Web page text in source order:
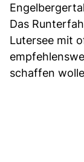
Das
Lutersee mit
schaffen